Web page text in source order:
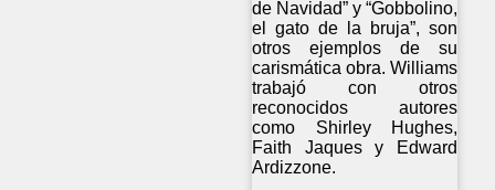
de Navidad” y “Gobbolino,
el gato de la bruja”, son
otros ejemplos de su
carismática obra. Williams
trabajó con otros
reconocidos autores
como Shirley Hughes,
Faith Jaques y Edward
Ardizzone.